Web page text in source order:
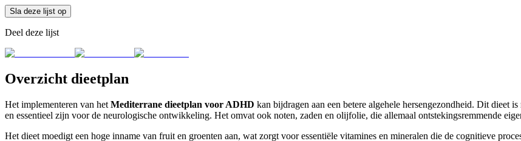
Sla deze lijst op
Deel deze lijst
Overzicht dieetplan
Het implementeren van het Mediterrane dieetplan voor ADHD kan bijdragen aan een betere algehele hersengezondheid. Dit dieet
en essentieel zijn voor de neurologische ontwikkeling. Het omvat ook noten, zaden en olijfolie, die allemaal ontstekingsremmende
Het dieet moedigt een hoge inname van fruit en groenten aan, wat zorgt voor essentiële vitamines en mineralen die de cognitieve